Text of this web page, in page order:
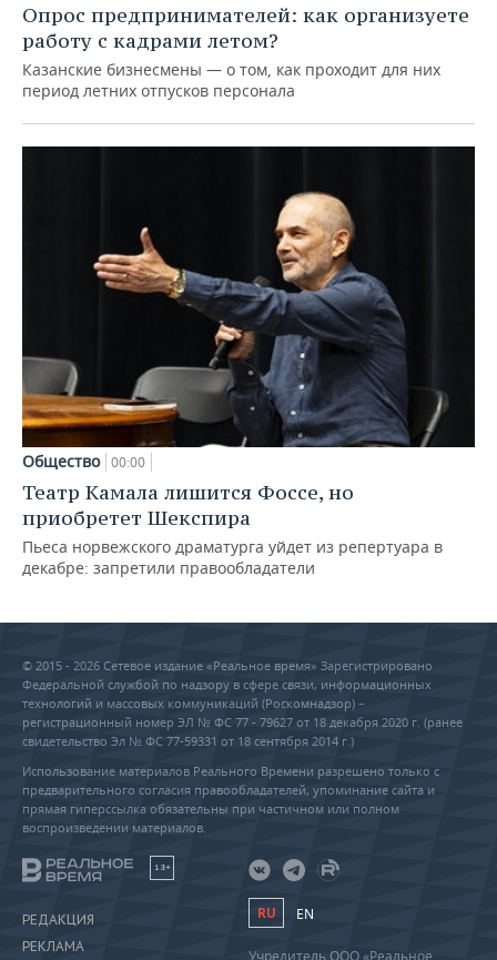
Опрос предпринимателей: как организуете
работу с кадрами летом?
Казанские бизнесмены — о том, как проходит для них
период летних отпусков персонала
Общество 00:00
Театр Камала лишится Фоссе, но
приобретет Шекспира
Пьеса норвежского драматурга уйдет из репертуара в
декабре: запретили правообладатели
© 2015 - 2026 Сетевое издание «Реальное время» Зарегистрировано
Федеральной службой по надзору в сфере связи, информационных
технологий и массовых коммуникаций (Роскомнадзор) –
регистрационный номер ЭЛ № ФС 77 - 79627 от 18 декабря 2020 г. (ранее
свидетельство Эл № ФС 77-59331 от 18 сентября 2014 г.)
Использование материалов Реального Времени разрешено только с
предварительного согласия правообладателей, упоминание сайта и
прямая гиперссылка обязательны при частичном или полном
воспроизведении материалов.
18+
РЕДАКЦИЯ
РЕКЛАМА
RU EN